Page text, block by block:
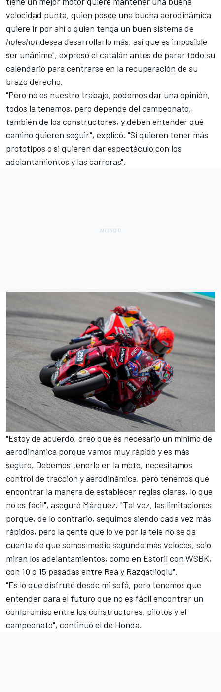
velocidad punta, quien posee una buena aerodinámica
quiere ir por ahí o quien tenga un buen sistema de
holeshotdesea desarrollarlo más, así que es imposible
ser unánime", expresó el catalán antes de parar todo su
calendario para centrarse en la recuperación de su
brazo derecho.
"Pero no es nuestro trabajo, podemos dar una opinión,
todos la tenemos, pero depende del campeonato,
también de los constructores, y deben entender qué
camino quieren seguir", explicó. "Si quieren tener más
prototipos o si quieren dar espectáculo con los
adelantamientos y las carreras".
"Estoy de acuerdo, creo que es necesario un mínimo de
aerodinámica porque vamos muy rápido y es más
seguro. Debemos tenerlo en la moto, necesitamos
control de tracción y aerodinámica, pero tenemos que
encontrar la manera de establecer reglas claras, lo que
no es fácil", aseguró Márquez. "Tal vez, las limitaciones
porque, de lo contrario, seguimos siendo cada vez más
rápidos, pero la gente que lo ve por la tele no se da
cuenta de que somos medio segundo más veloces, solo
miran los adelantamientos, como en Estoril con WSBK,
con 10 o 15 pasadas entre Rea y Razgatlioglu".
"Es lo que disfruté desde mi sofá, pero tenemos que
entender para el futuro que no es fácil encontrar un
compromiso entre los constructores, pilotos y el
campeonato", continuó el de Honda.